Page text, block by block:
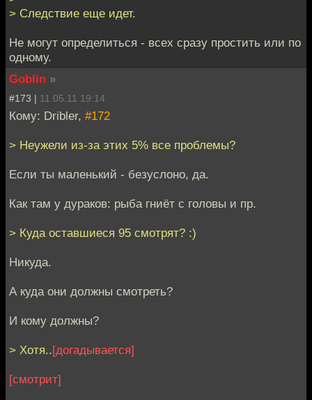
> Следствие еще идет.
Не могут определиться - всех сразу простить или по
одному.
Goblin »
#173 | 11.05.11 19:14
Кому: Dribler, #172
> Неужели из-за этих 5% все проблемы?
Если ты маленький - безуслоно, да.
Как там у дураков: рыба гниёт с головы и пр.
> Куда оставшиеся 95 смотрят? :)
Никуда.
А куда они должны смотреть?
И кому должны?
> Хотя..[догадывается]
[смотрит]